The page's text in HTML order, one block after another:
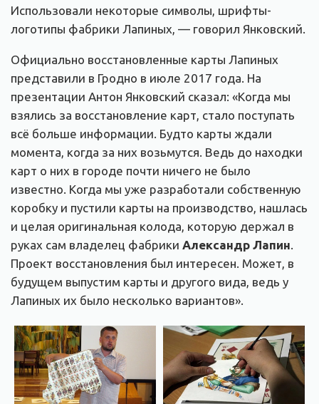
Использовали некоторые символы, шрифты-
логотипы фабрики Лапиных, — говорил Янковский.
Официально восстановленные карты Лапиных
представили в Гродно в июле 2017 года. На
презентации Антон Янковский сказал: «Когда мы
взялись за восстановление карт, стало поступать
всё больше информации. Будто карты ждали
момента, когда за них возьмутся. Ведь до находки
карт о них в городе почти ничего не было
известно. Когда мы уже разработали собственную
коробку и пустили карты на производство, нашлась
и целая оригинальная колода, которую держал в
руках сам владелец фабрики Александр Лапин.
Проект восстановления был интересен. Может, в
будущем выпустим карты и другого вида, ведь у
Лапиных их было несколько вариантов».